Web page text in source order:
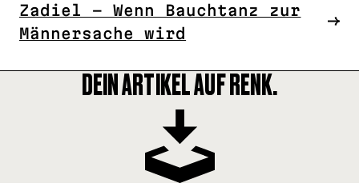
Zadiel – Wenn Bauchtanz zur
Männersache wird
DEIN ARTIKEL AUF RENK.